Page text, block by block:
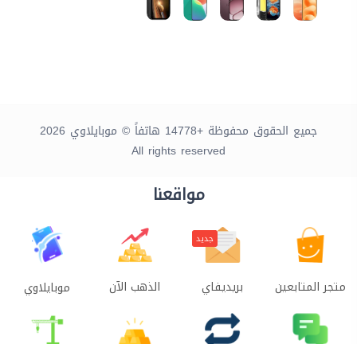
جميع الحقوق محفوظة +14778 هاتفاً © موبايلاوي 2026
All rights reserved